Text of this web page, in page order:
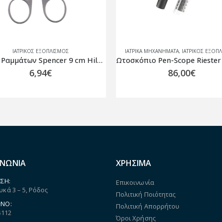
ΙΑΤΡΙΚΟΣ ΕΞΟΠΛΙΣΜΟΣ
Ψαλίδι Ραμμάτων Spencer 9 cm Hilbro
6,94€
ΙΑΤΡΙΚΑ ΜΗΧΑΝΗΜΑΤΑ, ΙΑΤΡΙΚΟΣ
86,00€
3 – 5, Ρόδος
ΧΡΗΣΙΜΑ
Επικοινωνία
Πολιτική Ποιότητας
Πολιτική Απορρήτου
Όροι Χρήσης